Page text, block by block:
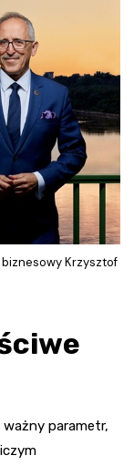
Krzysztof
parametr,